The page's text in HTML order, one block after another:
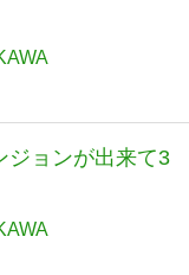
ジョンが出来て3